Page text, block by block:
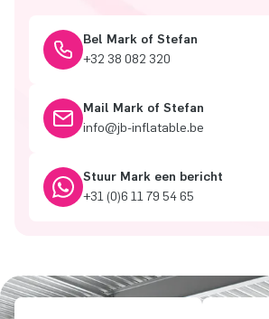
Bel Mark of Stefan
+32 38 082 320
Mail Mark of Stefan
info@jb-inflatable.be
Stuur Mark een bericht
+31 (0)6 11 79 54 65